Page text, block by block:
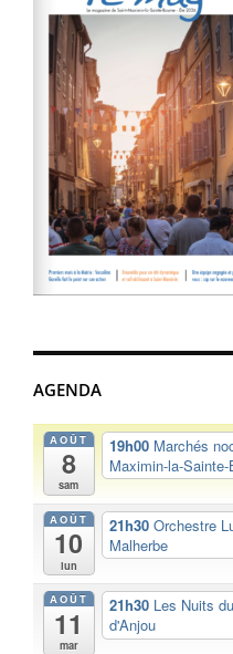
AGENDA
AOÛT
8
sam
19h00 Marchés
Maximin-la-Sainte-
AOÛT
10
lun
21h30 Orchestre
Malherbe
AOÛT
11
mar
21h30 Les Nuits
d'Anjou